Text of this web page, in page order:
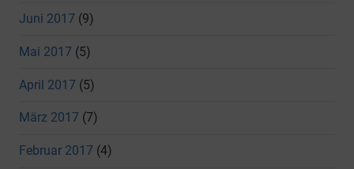
Juni 2017 (9)
Mai 2017 (5)
April 2017 (5)
März 2017 (7)
Februar 2017 (4)